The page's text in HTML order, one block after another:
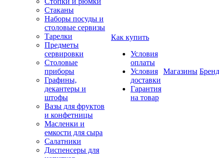
Стаканы
Наборы посуды и
столовые сервизы
Тарелки
Предметы
сервировки
Столовые
приборы
Графины,
декантеры и
штофы
Вазы для фруктов
и конфетницы
Масленки и
емкости для сыра
Салатники
Диспенсеры для
Как купить
Условия
оплаты
Условия
доставки
Гарантия
на товар
Магазины